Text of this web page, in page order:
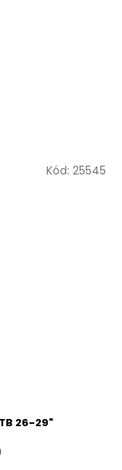
26-29"
Kód: 25545